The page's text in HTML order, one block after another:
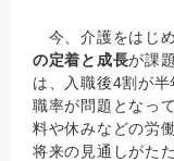
今、介護をはじ
の定着と成長が課
は、入職後4割が
職率が問題となっ
料や休みなどの労
将来の見通しがた